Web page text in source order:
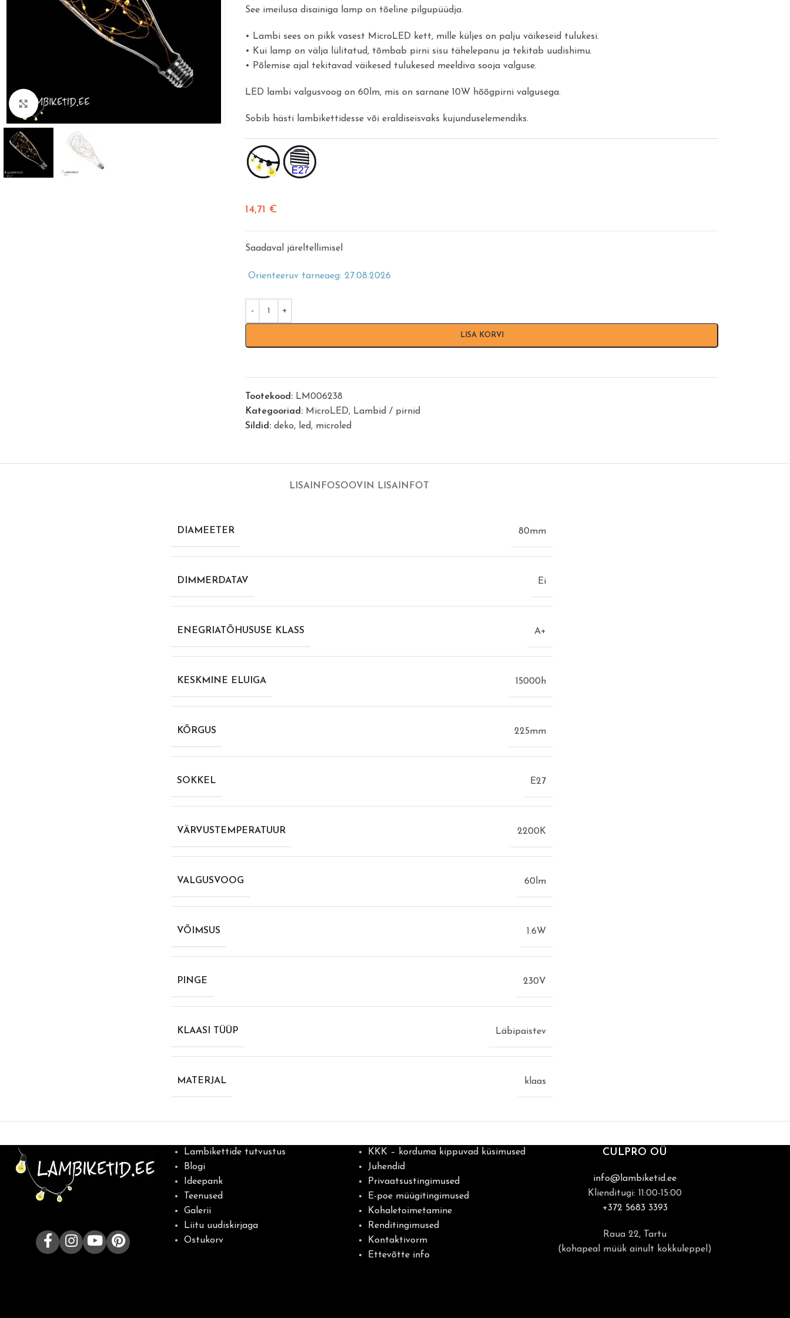
Vajuta suurendamiseks
See imeilusa disainiga lamp on tõeline pilgupüüdja.
• Lambi sees on pikk vasest MicroLED kett, mille küljes on palju väikeseid tulukesi.
• Kui lamp on välja lülitatud, tõmbab pirni sisu tähelepanu ja tekitab uudishimu.
• Põlemise ajal tekitavad väikesed tulukesed meeldiva sooja valguse.
LED lambi valgusvoog on 60lm, mis on sarnane 10W hõõgpirni valgusega.
Sobib hästi lambikettidesse või eraldiseisvaks kujunduselemendiks.
14,71 €
Saadaval järeltellimisel
Orienteeruv tarneaeg: 27.08.2026
LISA KORVI
Tootekood: LM006238
Kategooriad: MicroLED, Lambid / pirnid
Sildid: deko, led, microled
LISAINFOSOOVIN LISAINFOT
DIAMEETER 80mm
DIMMERDATAV Ei
ENEGRIATÕHUSUSE KLASS A+
KESKMINE ELUIGA 15000h
KÕRGUS 225mm
SOKKEL E27
VÄRVUSTEMPERATUUR 2200K
VALGUSVOOG 60lm
VÕIMSUS 1.6W
PINGE 230V
KLAASI TÜÜP Läbipaistev
MATERJAL klaas
Lambikettide tutvustus
Blogi
Ideepank
Teenused
Galerii
Liitu uudiskirjaga
Ostukorv
KKK – korduma kippuvad küsimused
Juhendid
Privaatsustingimused
E-poe müügitingimused
Kohaletoimetamine
Renditingimused
Kontaktivorm
Ettevõtte info
CULPRO OÜ
info@lambiketid.ee
Klienditugi: 11:00-15:00
+372 5683 3393
Raua 22, Tartu
(kohapeal müük ainult kokkuleppel)